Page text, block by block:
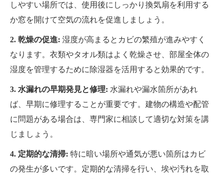
しやすい場所では、使用後にしっかり換気扇を利用する
か窓を開けて空気の流れを促進しましょう。
2. 乾燥の促進: 湿度が高まるとカビの繁殖が進みやすく
なります。衣類やタオル類はよく乾燥させ、部屋全体の
湿度を管理するために除湿器を活用すると効果的です。
3. 水漏れの早期発見と修理: 水漏れや漏水箇所があれ
ば、早期に修理することが重要です。建物の構造や配管
に問題がある場合は、専門家に相談して適切な対策を講
じましょう。
4. 定期的な清掃: 特に暗い場所や通気が悪い箇所はカビ
の発生が多いです。定期的な清掃を行い、埃や汚れを取